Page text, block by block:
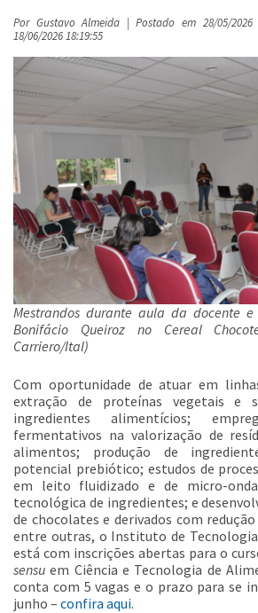
Por Gustavo Almeida | Postado em 28/05/
18/06/2026 18:19:55
Mestrandos durante aula da docente e
Bonifácio Queiroz no Cereal
Carriero/Ital)
Com oportunidade de atuar em
extração de proteínas vegetais e
ingredientes alimentícios;
fermentativos na valorização de
alimentos; produção de
potencial prebiótico; estudos de
em leito fluidizado e de micro-
tecnológica de ingredientes; e
de chocolates e derivados com
entre outras, o Instituto de
está com inscrições abertas para o
sensu em Ciência e Tecnologia de
conta com 5 vagas e o prazo para se
junho – confira aqui.